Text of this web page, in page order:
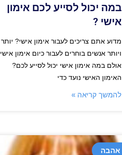
במה יכול לסייע לכם אימון
אישי ?
מדוע אתם צריכים לעבור אימון אישי? יותר
ויותר אנשים בוחרים לעבור כיום אימון אישי.
אולם במה אימון אישי יכול לסייע לכם?
האימון האישי נועד כדי
להמשך קריאה »
אהבה